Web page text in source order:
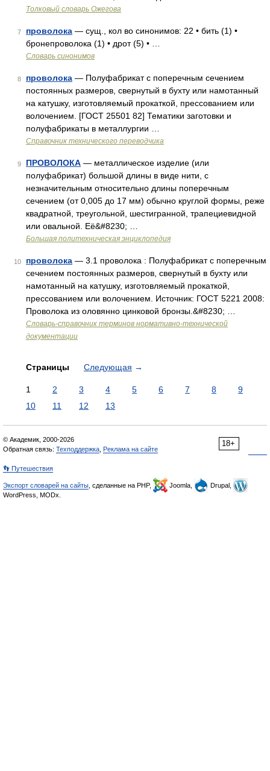
Толковый словарь Ожегова
7 проволока — сущ., кол во синонимов: 22 • бить (1) •
бронепроволока (1) • дрот (5) • …
Словарь синонимов
8 проволока — Полуфабрикат с поперечным сечением
постоянных размеров, свернутый в бухту или намотанный
на катушку, изготовляемый прокаткой, прессованием или
волочением. [ГОСТ 25501 82] Тематики заготовки и
полуфабрикаты в металлургии …
Справочник технического переводчика
9 ПРОВОЛОКА — металлическое изделие (или
полуфабрикат) большой длины в виде нити, с
незначительным относительно длины поперечным
сечением (от 0,005 до 17 мм) обычно круглой формы, реже
квадратной, треугольной, шестигранной, трапециевидной
или овальной. Её&#8230; …
Большая политехническая энциклопедия
10 проволока — 3.1 проволока : Полуфабрикат с поперечным
сечением постоянных размеров, свернутый в бухту или
намотанный на катушку, изготовляемый прокаткой,
прессованием или волочением. Источник: ГОСТ 5221 2008:
Проволока из оловянно цинковой бронзы.&#8230; …
Словарь-справочник терминов нормативно-технической
документации
Страницы Следующая →
1 2 3 4 5 6 7 8
9
10
11 12 13
18+
© Академик, 2000-2026
Обратная связь: Техподдержка Реклама на сайте
👣 Путешествия
Экспорт словарей на сайты , сделанные на PHP, Joomla,
Drupal,
WordPress, MODx.